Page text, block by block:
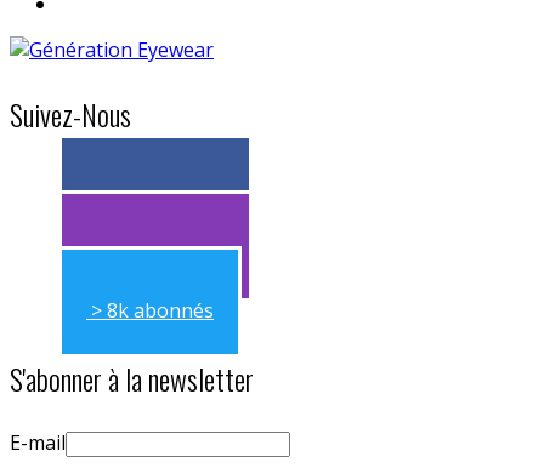
Suivez-Nous
> 11k abonnés
> 11k abonnés
> 8k abonnés
S'abonner à la newsletter
E-mail